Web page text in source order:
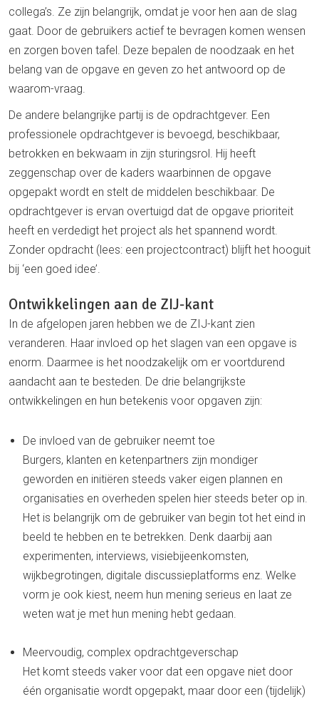
collega’s. Ze zijn belangrijk, omdat je voor hen aan de slag
gaat. Door de gebruikers actief te bevragen komen wensen
en zorgen boven tafel. Deze bepalen de noodzaak en het
belang van de opgave en geven zo het antwoord op de
waarom-vraag.
De andere belangrijke partij is de opdrachtgever. Een
professionele opdrachtgever is bevoegd, beschikbaar,
betrokken en bekwaam in zijn sturingsrol. Hij heeft
zeggenschap over de kaders waarbinnen de opgave
opgepakt wordt en stelt de middelen beschikbaar. De
opdrachtgever is ervan overtuigd dat de opgave prioriteit
heeft en verdedigt het project als het spannend wordt.
Zonder opdracht (lees: een projectcontract) blijft het hooguit
bij ‘een goed idee’.
Ontwikkelingen aan de ZIJ-kant
In de afgelopen jaren hebben we de ZIJ-kant zien
veranderen. Haar invloed op het slagen van een opgave is
enorm. Daarmee is het noodzakelijk om er voortdurend
aandacht aan te besteden. De drie belangrijkste
ontwikkelingen en hun betekenis voor opgaven zijn:
De invloed van de gebruiker neemt toe
Burgers, klanten en ketenpartners zijn mondiger
geworden en initiëren steeds vaker eigen plannen en
organisaties en overheden spelen hier steeds beter op in.
Het is belangrijk om de gebruiker van begin tot het eind in
beeld te hebben en te betrekken. Denk daarbij aan
experimenten, interviews, visiebijeenkomsten,
wijkbegrotingen, digitale discussieplatforms enz. Welke
vorm je ook kiest, neem hun mening serieus en laat ze
weten wat je met hun mening hebt gedaan.
Meervoudig, complex opdrachtgeverschap
Het komt steeds vaker voor dat een opgave niet door
één organisatie wordt opgepakt, maar door een (tijdelijk)